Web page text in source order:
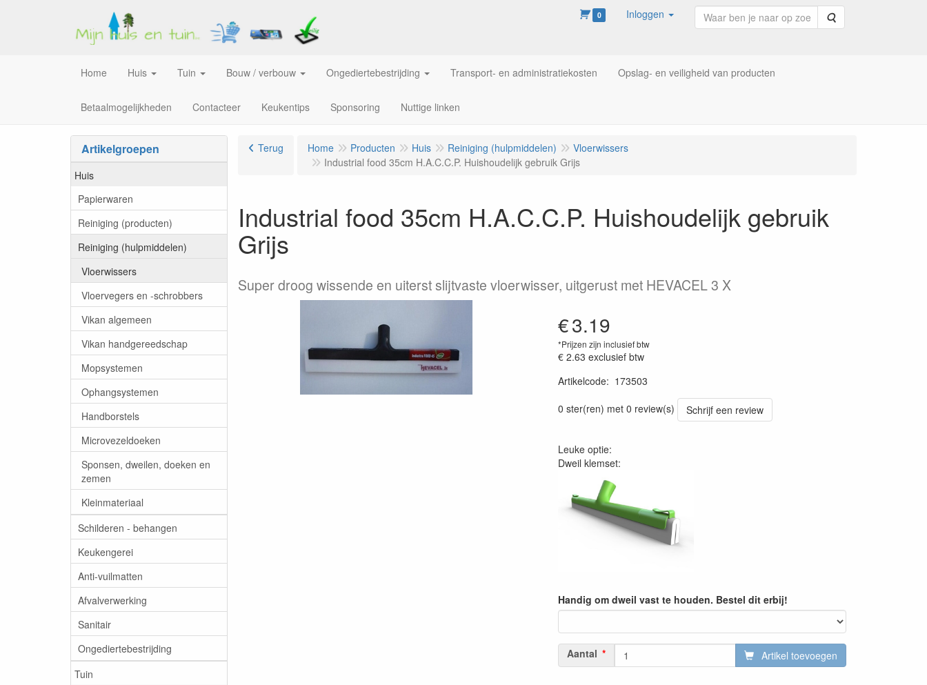
0 Inloggen Zoeken
Home Huis Tuin Bouw / verbouw Ongediertebestrijding Transport- en administratiekosten Opslag- en veiligheid van producten
Betaalmogelijkheden Contacteer Keukentips Sponsoring Nuttige linken
Artikelgroepen
Huis
Papierwaren
Reiniging (producten)
Reiniging (hulpmiddelen)
Vloerwissers
Vloervegers en -schrobbers
Vikan algemeen
Vikan handgereedschap
Mopsystemen
Ophangsystemen
Handborstels
Microvezeldoeken
Sponsen, dweilen, doeken en
zemen
Kleinmateriaal
Schilderen - behangen
Keukengerei
Anti-vuilmatten
Afvalverwerking
Sanitair
Ongediertebestrijding
Tuin
Terug Home Producten Huis Reiniging (hulpmiddelen)
Vloerwissers
Industrial food 35cm H.A.C.C.P. Huishoudelijk gebruik Grijs
Industrial food 35cm H.A.C.C.P. Huishoudelijk gebruik
Grijs
Super droog wissende en uiterst slijtvaste vloerwisser, uitgerust met HEVACEL 3 X
€3.19
*Prijzen zijn inclusief btw
€ 2.63 exclusief btw
Artikelcode: 173503
0 ster(ren) met 0 review(s)
Schrijf een review
Leuke optie:
Dweil klemset:
Handig om dweil vast te houden. Bestel dit erbij!
Aantal Artikel toevoegen